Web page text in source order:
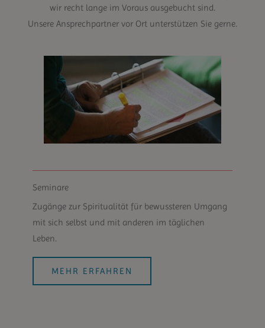
wir recht lange im Voraus ausgebucht sind.
Unsere Ansprechpartner vor Ort unterstützen Sie gerne.
Seminare
Zugänge zur Spiritualität für bewussteren Umgang
mit sich selbst und mit anderen im täglichen
Leben.
MEHR ERFAHREN